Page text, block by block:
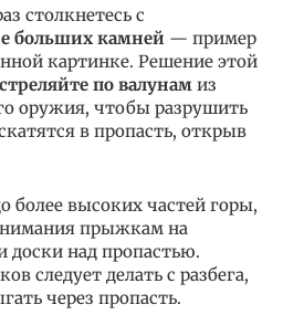
столкнетесь с
больших камней — пример
картинке. Решение этой
стреляйте по валунам из
оружия, чтобы разрушить
в пропасть, открыв
более высоких частей горы,
прыжкам на
над пропастью.
следует делать с разбега,
через пропасть.